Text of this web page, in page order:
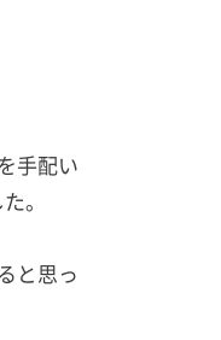
手配い
。
と思っ